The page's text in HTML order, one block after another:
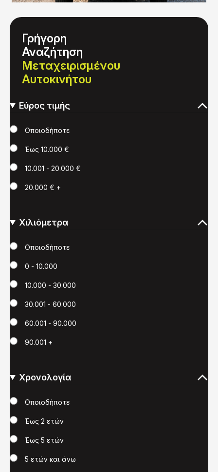
Γρήγορη
Αναζήτηση
Μεταχειρισμένου
Αυτοκινήτου
Εύρος τιμής
ΤιμήΟποιοδήποτε
Έως 10.000 €
10.001 - 20.000 €
20.000 € +
Χιλιόμετρα
Χιλιόμετρα
Οποιοδήποτε
0 - 10.000
10.000 - 30.000
30.001 - 60.000
60.001 - 90.000
90.001 +
Χρονολογία
Χρονολογία
Οποιοδήποτε
Έως 2 ετών
Έως 5 ετών
5 ετών και άνω